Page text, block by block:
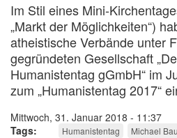
Im Stil eines Mini-
„Markt der Möglichkeiten“)
atheistische Verbände unter
gegründeten Gesellschaft
Humanistentag gGmbH“ im
zum „Humanistentag 2017“
Mittwoch, 31. Januar 2018 - 11:37
Tags
Humanistentag Michael